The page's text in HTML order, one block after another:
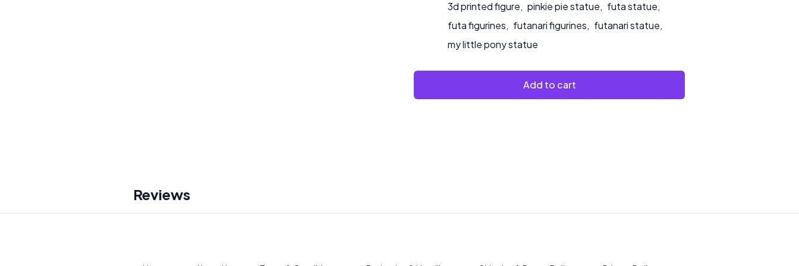
3d printed figure, pinkie pie statue, futa statue,
futa figurines, futanari figurines, futanari statue,
my little pony statue
Add to cart
Reviews